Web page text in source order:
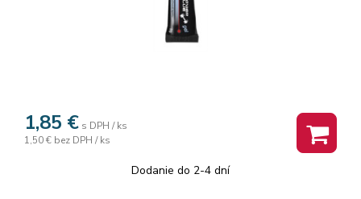
1,85 € s DPH / ks
1,50 € bez DPH / ks
Dodanie do 2-4 dní